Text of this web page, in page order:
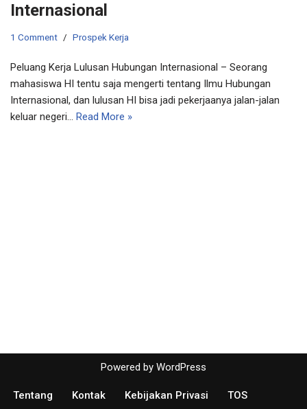
Internasional
1 Comment Prospek Kerja
Peluang Kerja Lulusan Hubungan Internasional – Seorang
mahasiswa HI tentu saja mengerti tentang Ilmu Hubungan
Internasional, dan lulusan HI bisa jadi pekerjaanya jalan-jalan
keluar negeri… Read More »
Powered by WordPress
Tentang Kontak Kebijakan Privasi TOS